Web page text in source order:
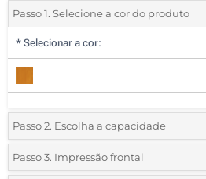
Passo 1. Selecione a cor do produto
* Selecionar a cor:
Passo 2. Escolha a capacidade
2 GB
Passo 3. Impressão frontal